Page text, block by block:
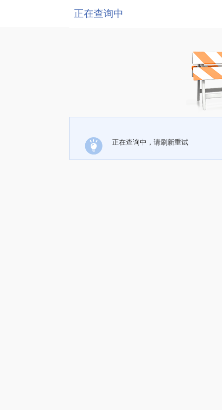
正在查询中
正在查询中，请刷新重试